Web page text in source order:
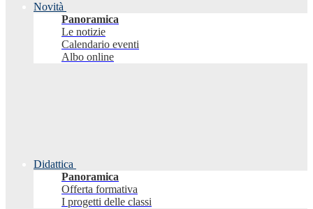
Novità
Panoramica
Le notizie
Calendario eventi
Albo online
Didattica
Panoramica
Offerta formativa
I progetti delle classi